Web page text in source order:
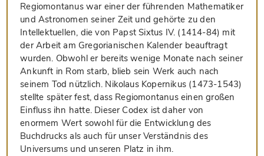
Regiomontanus war einer der führenden Mathematiker
und Astronomen seiner Zeit und gehörte zu den
Intellektuellen, die von Papst Sixtus IV. (1414-84) mit
der Arbeit am Gregorianischen Kalender beauftragt
wurden. Obwohl er bereits wenige Monate nach seiner
Ankunft in Rom starb, blieb sein Werk auch nach
seinem Tod nützlich. Nikolaus Kopernikus (1473-1543)
stellte später fest, dass Regiomontanus einen großen
Einfluss ihn hatte. Dieser Codex ist daher von
enormem Wert sowohl für die Entwicklung des
Buchdrucks als auch für unser Verständnis des
Universums und unseren Platz in ihm.